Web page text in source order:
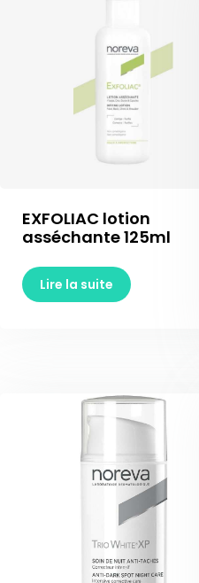
EXFOLIAC lotion
asséchante 125ml
Lire la suite